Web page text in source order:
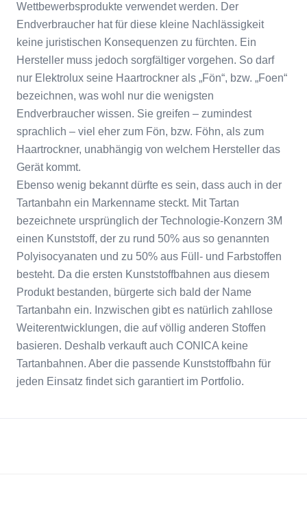
Wettbewerbsprodukte verwendet werden. Der
Endverbraucher hat für diese kleine Nachlässigkeit
keine juristischen Konsequenzen zu fürchten. Ein
Hersteller muss jedoch sorgfältiger vorgehen. So darf
nur Elektrolux seine Haartrockner als „Fön“, bzw. „Foen“
bezeichnen, was wohl nur die wenigsten
Endverbraucher wissen. Sie greifen – zumindest
sprachlich – viel eher zum Fön, bzw. Föhn, als zum
Haartrockner, unabhängig von welchem Hersteller das
Gerät kommt.
Ebenso wenig bekannt dürfte es sein, dass auch in der
Tartanbahn ein Markenname steckt. Mit Tartan
bezeichnete ursprünglich der Technologie-Konzern 3M
einen Kunststoff, der zu rund 50% aus so genannten
Polyisocyanaten und zu 50% aus Füll- und Farbstoffen
besteht. Da die ersten Kunststoffbahnen aus diesem
Produkt bestanden, bürgerte sich bald der Name
Tartanbahn ein. Inzwischen gibt es natürlich zahllose
Weiterentwicklungen, die auf völlig anderen Stoffen
basieren. Deshalb verkauft auch CONICA keine
Tartanbahnen. Aber die passende Kunststoffbahn für
jeden Einsatz findet sich garantiert im Portfolio.